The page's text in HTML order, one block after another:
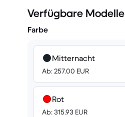
Verfügbare Modelle
Farbe
Mitternacht
Ab: 257.00 EUR
Rot
Ab: 315.93 EUR